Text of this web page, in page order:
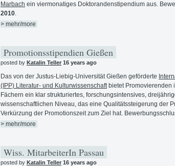
Marbach ein viermonatiges Doktorandenstipendium aus.
2010.
> mehr/more
Promotionsstipendien Gießen
posted by Katalin Teller 16 years ago
Das von der Justus-Liebig-Universität Gießen geförderte
(IPP) Literatur- und Kulturwissenschaftbietet Promovierenden
Fächern ein klar strukturiertes, forschungsintensives,
wissenschaftlichen Niveau, das eine Qualitätssteigerung der
Verkürzung der Promotionszeit zum Ziel hat.
> mehr/more
Wiss. MitarbeiterIn Passau
posted by Katalin Teller 16 years ago